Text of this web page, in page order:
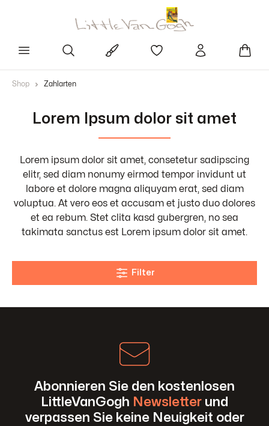
Shop Zahlarten
Lorem Ipsum dolor sit amet
Lorem ipsum dolor sit amet, consetetur sadipscing
elitr, sed diam nonumy eirmod tempor invidunt ut
labore et dolore magna aliquyam erat, sed diam
voluptua. At vero eos et accusam et justo duo dolores
et ea rebum. Stet clita kasd gubergren, no sea
takimata sanctus est Lorem ipsum dolor sit amet.
Filter
Abonnieren Sie den kostenlosen
LittleVanGogh Newsletter und
verpassen Sie keine Neuigkeit oder